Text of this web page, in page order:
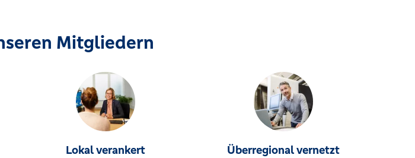
Mitgliedern
Lokal verankert Überregional vernetzt